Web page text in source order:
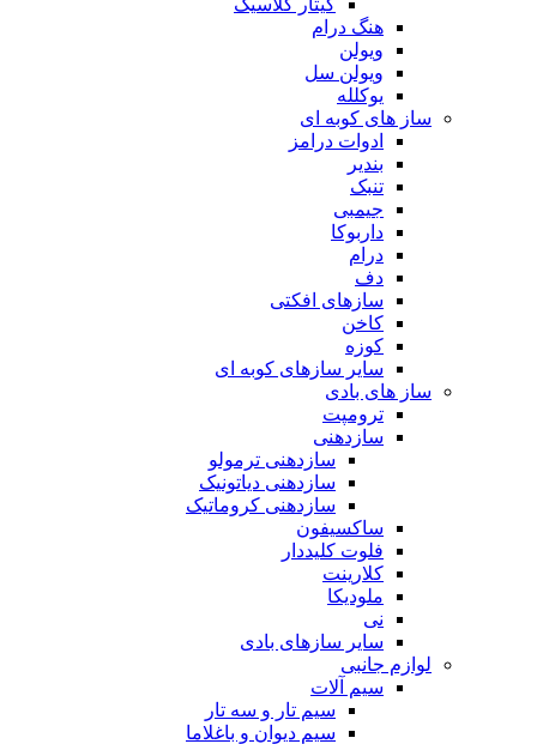
هنگ درام
ویولن
ویولن سل
یوکلله
ساز های کوبه ای
ادوات درامز
بندیر
تنبک
جیمبی
داربوکا
درام
دف
سازهای افکتی
کاخن
کوزه
سایر سازهای کوبه ای
ساز های بادی
ترومپت
سازدهنی
سازدهنی ترمولو
سازدهنی دیاتونیک
سازدهنی کروماتیک
ساکسیفون
فلوت کلیددار
کلارینت
ملودیکا
نی
سایر سازهای بادی
لوازم جانبی
سیم آلات
سیم تار و سه تار
سیم دیوان و باغلاما